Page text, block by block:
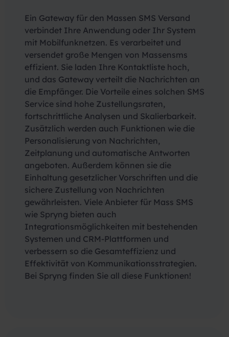
Ein Gateway für den Massen SMS Versand
verbindet Ihre Anwendung oder Ihr System
mit Mobilfunknetzen. Es verarbeitet und
versendet große Mengen von Massensms
effizient. Sie laden Ihre Kontaktliste hoch,
und das Gateway verteilt die Nachrichten an
die Empfänger. Die Vorteile eines solchen SMS
Service sind hohe Zustellungsraten,
fortschrittliche Analysen und Skalierbarkeit.
Zusätzlich werden auch Funktionen wie die
Personalisierung von Nachrichten,
Zeitplanung und automatische Antworten
angeboten. Außerdem können sie die
Einhaltung gesetzlicher Vorschriften und die
sichere Zustellung von Nachrichten
gewährleisten. Viele Anbieter für Mass SMS
wie Spryng bieten auch
Integrationsmöglichkeiten mit bestehenden
Systemen und CRM-Plattformen und
verbessern so die Gesamteffizienz und
Effektivität von Kommunikationsstrategien.
Bei Spryng finden Sie all diese Funktionen!